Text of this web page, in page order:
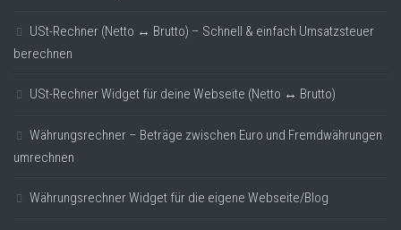
USt-Rechner (Netto ↔ Brutto) – Schnell & einfach Umsatzsteuer
berechnen
USt-Rechner Widget für deine Webseite (Netto ↔ Brutto)
Währungsrechner – Beträge zwischen Euro und Fremdwährungen
umrechnen
Währungsrechner Widget für die eigene Webseite/Blog